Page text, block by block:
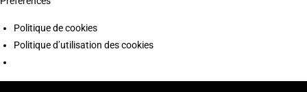
Politique de cookies
Politique d’utilisation des cookies